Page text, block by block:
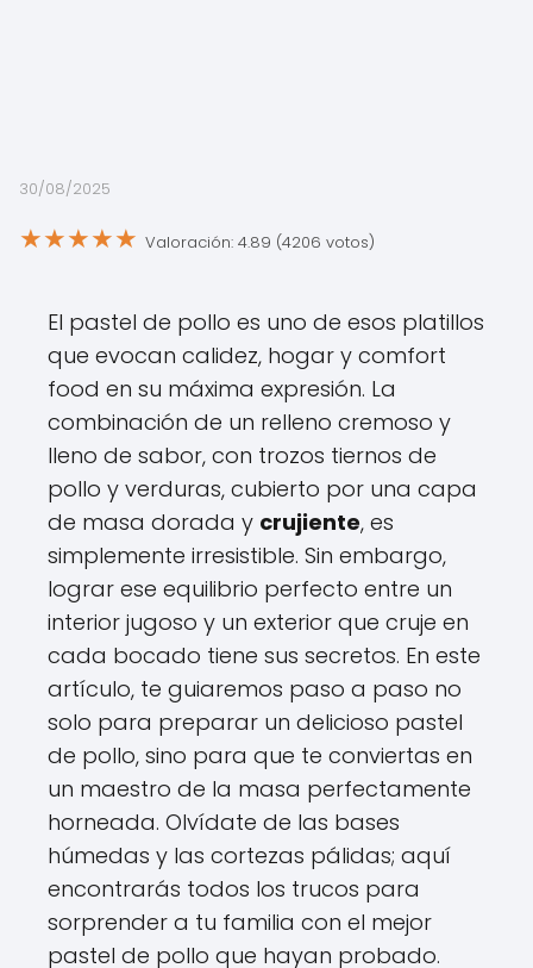
30/08/2025
★★★★★ Valoración: 4.89 (4206 votos)
El pastel de pollo es uno de esos platillos
que evocan calidez, hogar y comfort
food en su máxima expresión. La
combinación de un relleno cremoso y
lleno de sabor, con trozos tiernos de
pollo y verduras, cubierto por una capa
de masa dorada y crujiente, es
simplemente irresistible. Sin embargo,
lograr ese equilibrio perfecto entre un
interior jugoso y un exterior que cruje en
cada bocado tiene sus secretos. En este
artículo, te guiaremos paso a paso no
solo para preparar un delicioso pastel
de pollo, sino para que te conviertas en
un maestro de la masa perfectamente
horneada. Olvídate de las bases
húmedas y las cortezas pálidas; aquí
encontrarás todos los trucos para
sorprender a tu familia con el mejor
pastel de pollo que hayan probado.